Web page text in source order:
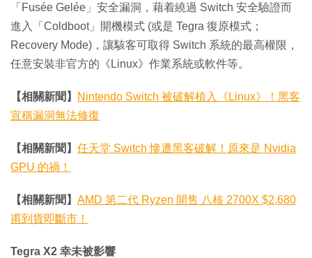
「Fusée Gelée」安全漏洞，藉着繞過 Switch 安全驗證而
進入「Coldboot」開機模式 (或是 Tegra 復原模式；
Recovery Mode)，讓駭客可取得 Switch 系統的最高權限，
任意安裝非官方的《Linux》作業系統或軟件等。
【相關新聞】
Nintendo Switch 被破解植入《Linux》！黑客
宣稱漏洞無法修復
【相關新聞】 任天堂 Switch 慘遭黑客破解！原來是 Nvidia
GPU 的禍！
【相關新聞】 AMD 第二代 Ryzen 開售 八核 2700X $2,680
甫到貨即斷市！
Tegra X2 幸未被影響